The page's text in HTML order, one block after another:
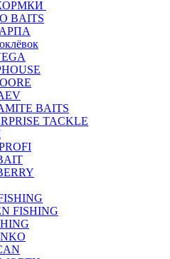
BAITS
BAITS
TACKLE
FISHING